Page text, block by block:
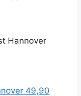
49,90